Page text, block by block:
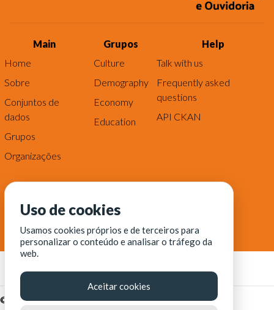
Main
Home
Sobre
Conjuntos de
dados
Grupos
Organizações
Grupos
Culture
Demography
Economy
Education
Help
Talk with us
Frequently asked
questions
API CKAN
© Fortaleza Digital || CITINOVA - Fundação de Ciência,
Uso de cookies
Usamos cookies próprios e de terceiros para
personalizar o conteúdo e analisar o tráfego da
web.
Aceitar cookies